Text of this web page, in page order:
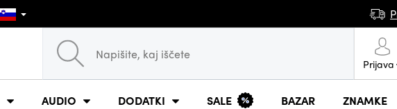
Prijava
AUDIO DODATKI SALE BAZAR ZNAMKE